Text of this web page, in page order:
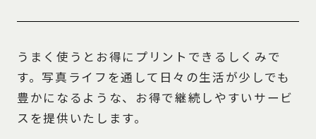
うまく使うとお得にプリントできるしくみで
す。写真ライフを通して日々の生活が少しでも
豊かになるような、お得で継続しやすいサービ
スを提供いたします。